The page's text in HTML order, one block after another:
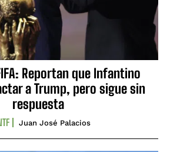
Reportan que Infantino
a Trump, pero sigue sin
respuesta
Juan José Palacios